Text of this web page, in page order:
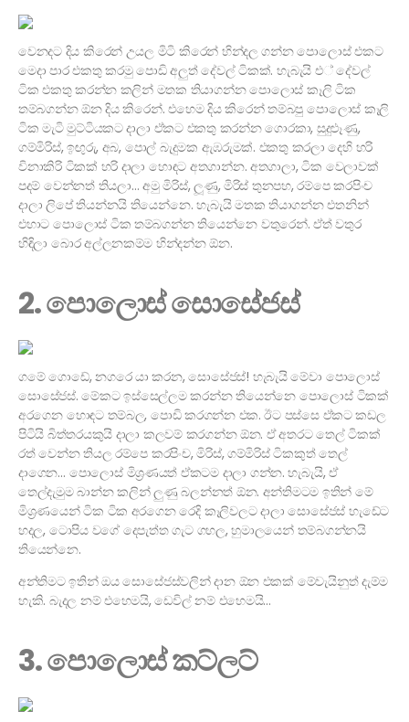
වෙනදට දිය කිරෙන් උයල මිටි කිරෙන් හින්දල ගන්න පොලොස් එකට
මෙදා පාර එකතු කරමු පොඩි අලුත් දේවල් ටිකක්. හැබැයි එ් දේවල්
ටික එකතු කරන්න කලින් මතක තියාගන්න පොලොස් කෑලි ටික
තම්බගන්න ඕන දිය කිරෙන්. එහෙම දිය කිරෙන් තම්බපු පොලොස් කෑලි
ටික මැටි මුට්ටියකට දාලා ඒකට එකතු කරන්න ගොරකා, සුදුළූණු,
ගම්මිරිස්, ඉඟුරු, අබ, පොල් බැදුමක ඇඹරුමක්. එකතු කරලා දෙහි හරි
විනාකිරි ටිකක් හරි දාලා හොඳට අතගාන්න. අතගාලා, ටික වෙලාවක්
පදම් වෙන්නත් තියලා… අමු මිරිස්, ලූණු, මිරිස් තුනපහ, රම්පෙ කරපිංච
දාලා ලිපේ තියන්නයි තියෙන්නෙ. හැබැයි මතක තියාගන්න එතනින්
එහාට පොලොස් ටික තම්බගන්න තියෙන්නෙ වතුරෙන්. ඒත් වතුර
හිඳිලා බොර අල්ලනකම්ම හින්දන්න ඕන.
2. පොලොස් සොසේජස්
ගමේ ගොඩේ, නගරෙ යා කරන, සොසේජස්! හැබැයි මේවා පොලොස්
සොසේජස්. මේකට ඉස්සෙල්ලම කරන්න තියෙන්නෙ පොලොස් ටිකක්
අරගෙන හොඳට තම්බල, පොඩි කරගන්න එක. ඊට පස්සෙ ඒකට කඩල
පිටියි බිත්තරයකුයි දාලා කලවම් කරගන්න ඕන. ඒ අතරට තෙල් ටිකක්
රත් වෙන්න තියල රම්පෙ කරපිංච, මිරිස්, ගම්මිරිස් ටිකකුත් තෙල්
දාගෙන… පොලොස් මිශ්‍රණයත් ඒකටම දාලා ගන්න. හැබැයි, ඒ
තෙල්දැමුම බාන්න කලින් ලුණු බලන්නත් ඕන. අන්තිමටම ඉතින් මේ
මිශ්‍රණයෙන් ටික ටික අරගෙන රෙදි කෑලිවලට දාලා සොසේජස් හැඩේට
හදල, ටොපිය වගේ දෙපැත්ත ගැට ගහල, හුමාලයෙන් තම්බගන්නයි
තියෙන්නෙ.
අන්තිමට ඉතින් ඔය සොසේජස්වලින් දාන ඕන එකක් මේවැයිනුත් දැම්ම
හැකි. බැදල නම් එහෙමයි, ඩෙවිල් නම් එහෙමයි…
3. පොලොස් කට්ලට්